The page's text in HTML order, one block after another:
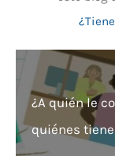
¿A quién le
quiénes